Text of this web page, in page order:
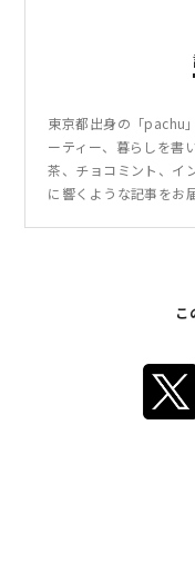
東京都出身の「pachu
ーティー、暮らしを書
茶、チョコミント、イ
に響くような記事をお
こ